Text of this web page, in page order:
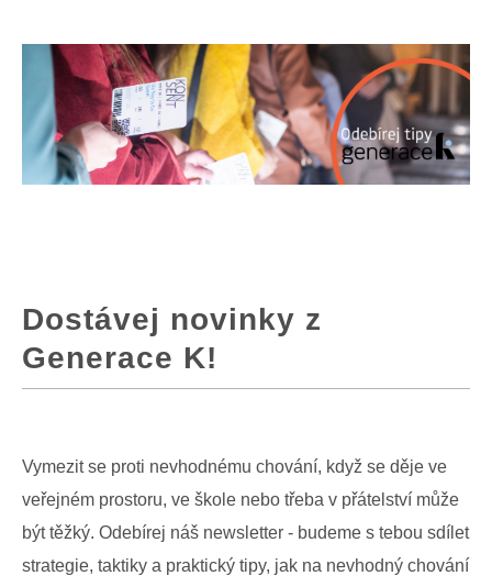
Dostávej novinky z
Generace K!
Vymezit se proti nevhodnému chování, když se děje ve
veřejném prostoru, ve škole nebo třeba v přátelství může
být těžký. Odebírej náš newsletter - budeme s tebou sdílet
strategie, taktiky a praktický tipy, jak na nevhodný chování